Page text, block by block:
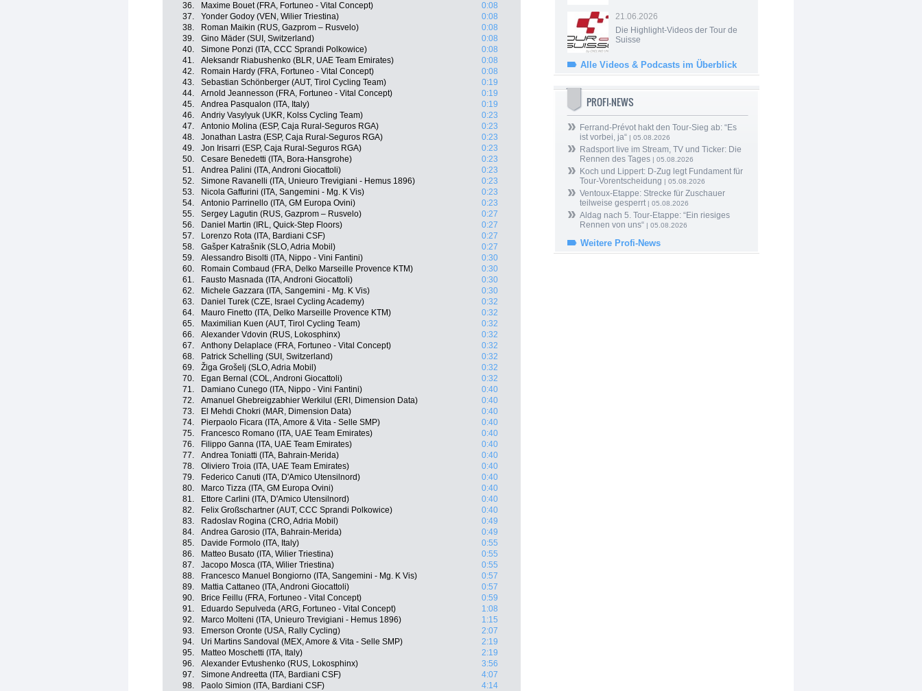
36.
Maxime Bouet (FRA, Fortuneo - Vital Concept)
0:08
37.
Yonder Godoy (VEN, Wilier Triestina)
0:08
38.
Roman Maikin (RUS, Gazprom – Rusvelo)
0:08
39.
Gino Mäder (SUI, Switzerland)
0:08
40.
Simone Ponzi (ITA, CCC Sprandi Polkowice)
0:08
41.
Aleksandr Riabushenko (BLR, UAE Team Emirates)
0:08
42.
Romain Hardy (FRA, Fortuneo - Vital Concept)
0:08
43.
Sebastian Schönberger (AUT, Tirol Cycling Team)
0:19
44.
Arnold Jeannesson (FRA, Fortuneo - Vital Concept)
0:19
45.
Andrea Pasqualon (ITA, Italy)
0:19
46.
Andriy Vasylyuk (UKR, Kolss Cycling Team)
0:23
47.
Antonio Molina (ESP, Caja Rural-Seguros RGA)
0:23
48.
Jonathan Lastra (ESP, Caja Rural-Seguros RGA)
0:23
49.
Jon Irisarri (ESP, Caja Rural-Seguros RGA)
0:23
50.
Cesare Benedetti (ITA, Bora-Hansgrohe)
0:23
51.
Andrea Palini (ITA, Androni Giocattoli)
0:23
52.
Simone Ravanelli (ITA, Unieuro Trevigiani - Hemus 1896)
0:23
53.
Nicola Gaffurini (ITA, Sangemini - Mg. K Vis)
0:23
54.
Antonio Parrinello (ITA, GM Europa Ovini)
0:23
55.
Sergey Lagutin (RUS, Gazprom – Rusvelo)
0:27
56.
Daniel Martin (IRL, Quick-Step Floors)
0:27
57.
Lorenzo Rota (ITA, Bardiani CSF)
0:27
58.
Gašper Katrašnik (SLO, Adria Mobil)
0:27
59.
Alessandro Bisolti (ITA, Nippo - Vini Fantini)
0:30
60.
Romain Combaud (FRA, Delko Marseille Provence KTM)
0:30
61.
Fausto Masnada (ITA, Androni Giocattoli)
0:30
62.
Michele Gazzara (ITA, Sangemini - Mg. K Vis)
0:30
63.
Daniel Turek (CZE, Israel Cycling Academy)
0:32
64.
Mauro Finetto (ITA, Delko Marseille Provence KTM)
0:32
65.
Maximilian Kuen (AUT, Tirol Cycling Team)
0:32
66.
Alexander Vdovin (RUS, Lokosphinx)
0:32
67.
Anthony Delaplace (FRA, Fortuneo - Vital Concept)
0:32
68.
Patrick Schelling (SUI, Switzerland)
0:32
69.
Žiga Grošelj (SLO, Adria Mobil)
0:32
70.
Egan Bernal (COL, Androni Giocattoli)
0:32
71.
Damiano Cunego (ITA, Nippo - Vini Fantini)
0:40
72.
Amanuel Ghebreigzabhier Werkilul (ERI, Dimension Data)
0:40
73.
El Mehdi Chokri (MAR, Dimension Data)
0:40
74.
Pierpaolo Ficara (ITA, Amore & Vita - Selle SMP)
0:40
75.
Francesco Romano (ITA, UAE Team Emirates)
0:40
76.
Filippo Ganna (ITA, UAE Team Emirates)
0:40
77.
Andrea Toniatti (ITA, Bahrain-Merida)
0:40
78.
Oliviero Troia (ITA, UAE Team Emirates)
0:40
79.
Federico Canuti (ITA, D'Amico Utensilnord)
0:40
80.
Marco Tizza (ITA, GM Europa Ovini)
0:40
81.
Ettore Carlini (ITA, D'Amico Utensilnord)
0:40
82.
Felix Großschartner (AUT, CCC Sprandi Polkowice)
0:40
83.
Radoslav Rogina (CRO, Adria Mobil)
0:49
84.
Andrea Garosio (ITA, Bahrain-Merida)
0:49
85.
Davide Formolo (ITA, Italy)
0:55
86.
Matteo Busato (ITA, Wilier Triestina)
0:55
87.
Jacopo Mosca (ITA, Wilier Triestina)
0:55
88.
Francesco Manuel Bongiorno (ITA, Sangemini - Mg. K Vis)
0:57
89.
Mattia Cattaneo (ITA, Androni Giocattoli)
0:57
90.
Brice Feillu (FRA, Fortuneo - Vital Concept)
0:59
91.
Eduardo Sepulveda (ARG, Fortuneo - Vital Concept)
1:08
92.
Marco Molteni (ITA, Unieuro Trevigiani - Hemus 1896)
1:15
93.
Emerson Oronte (USA, Rally Cycling)
2:07
94.
Uri Martins Sandoval (MEX, Amore & Vita - Selle SMP)
2:19
95.
Matteo Moschetti (ITA, Italy)
2:19
96.
Alexander Evtushenko (RUS, Lokosphinx)
3:56
97.
Simone Andreetta (ITA, Bardiani CSF)
4:07
98.
Paolo Simion (ITA, Bardiani CSF)
4:14
21.06.2026
Die Highlight-Videos der Tour de
Suisse
Alle Videos & Podcasts im Überblick
PROFI-NEWS
Ferrand-Prévot hakt den Tour-Sieg ab: “Es
ist vorbei, ja“ | 05.08.2026
Radsport live im Stream, TV und Ticker: Die
Rennen des Tages | 05.08.2026
Koch und Lippert: D-Zug legt Fundament für
Tour-Vorentscheidung | 05.08.2026
Ventoux-Etappe: Strecke für Zuschauer
teilweise gesperrt| 05.08.2026
Aldag nach 5. Tour-Etappe: “Ein riesiges
Rennen von uns“ | 05.08.2026
Weitere Profi-News